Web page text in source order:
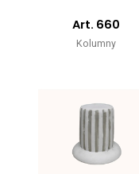
Art. 660
Kolumny